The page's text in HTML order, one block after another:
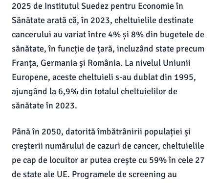
2025 de Institutul Suedez pentru Economie în
Sănătate arată că, în 2023, cheltuielile destinate
cancerului au variat între 4% și 8% din bugetele de
sănătate, în funcție de țară, incluzând state precum
Franța, Germania și România. La nivelul Uniunii
Europene, aceste cheltuieli s-au dublat din 1995,
ajungând la 6,9% din totalul cheltuielilor de
sănătate în 2023.
Până în 2050, datorită îmbătrânirii populației și
creșterii numărului de cazuri de cancer, cheltuielile
pe cap de locuitor ar putea crește cu 59% în cele 27
de state ale UE. Programele de screening au